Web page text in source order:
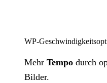
WP-
Mehr Tempo durch
Bilder.